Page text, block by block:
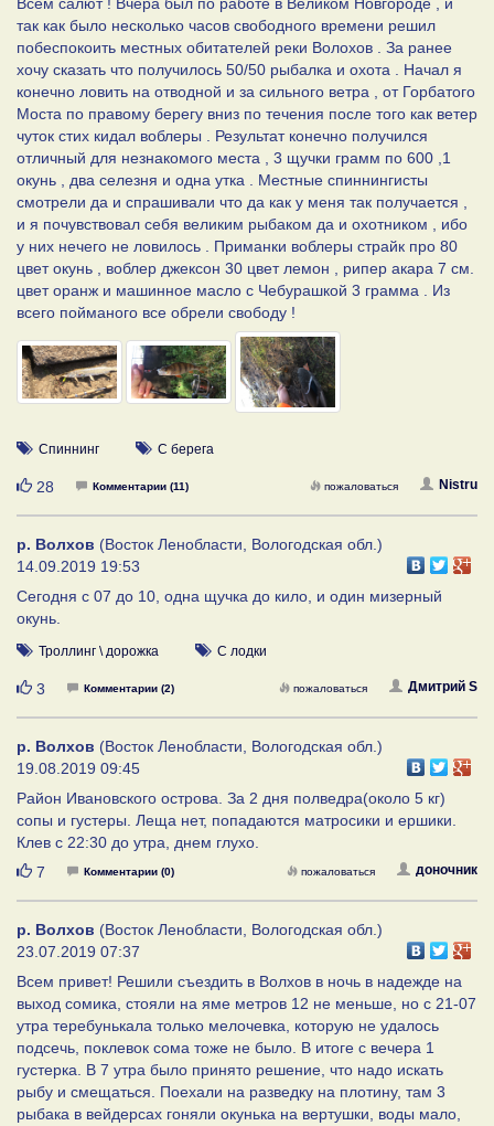
так как было несколько часов свободного времени решил
побеспокоить местных обитателей реки Волохов . За ранее
хочу сказать что получилось 50/50 рыбалка и охота . Начал я
конечно ловить на отводной и за сильного ветра , от Горбатого
Моста по правому берегу вниз по течения после того как ветер
чуток стих кидал воблеры . Результат конечно получился
отличный для незнакомого места , 3 щучки грамм по 600 ,1
окунь , два селезня и одна утка . Местные спиннингисты
смотрели да и спрашивали что да как у меня так получается ,
и я почувствовал себя великим рыбаком да и охотником , ибо
у них нечего не ловилось . Приманки воблеры страйк про 80
цвет окунь , воблер джексон 30 цвет лемон , рипер акара 7 см.
цвет оранж и машинное масло с Чебурашкой 3 грамма . Из
всего пойманого все обрели свободу !
Спиннинг С берега
Нравится
28 Комментарии (11) Nistru
пожаловаться
р. Волхов (Восток Ленобласти, Вологодская обл.)
14.09.2019 19:53
Сегодня с 07 до 10, одна щучка до кило, и один мизерный
окунь.
Троллинг \ дорожка С лодки
Нравится
3 Комментарии (2) Дмитрий S
пожаловаться
р. Волхов (Восток Ленобласти, Вологодская обл.)
19.08.2019 09:45
Район Ивановского острова. За 2 дня полведра(около 5 кг)
сопы и густеры. Леща нет, попадаются матросики и ершики.
Клев с 22:30 до утра, днем глухо.
Нравится
7 Комментарии (0) доночник
пожаловаться
р. Волхов (Восток Ленобласти, Вологодская обл.)
23.07.2019 07:37
Всем привет! Решили съездить в Волхов в ночь в надежде на
выход сомика, стояли на яме метров 12 не меньше, но с 21-07
утра теребунькала только мелочевка, которую не удалось
подсечь, поклевок сома тоже не было. В итоге с вечера 1
густерка. В 7 утра было принято решение, что надо искать
рыбу и смещаться. Поехали на разведку на плотину, там 3
рыбака в вейдерсах гоняли окунька на вертушки, воды мало,